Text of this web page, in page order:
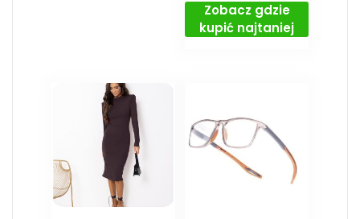
Zobacz gdzie
kupić najtaniej